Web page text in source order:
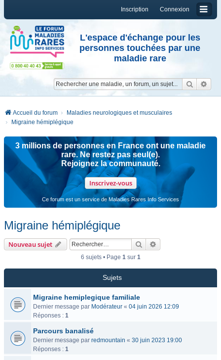
Connexion
Inscription
L'espace d'échange pour les
personnes touchées par une
maladie rare
Accueil du forum
Maladies neurologiques et musculaires
Migraine hémiplégique
3 millions de personnes en France ont une maladie
rare. Ne restez pas seul(e).
Rejoignez la communauté.
Inscrivez-vous
Ce forum est un service de Maladies Rares Info Services
Migraine hémiplégique
Nouveau sujet Rechercher
6 sujets • Page 1sur 1
Sujets
Migraine hemiplegique familiale
Dernier message par Modérateur « 04 juin 2026 12:09
Réponses : 1
Parcours banalisé
Dernier message par redmountain « 30 juin 2023 19:00
Réponses : 1